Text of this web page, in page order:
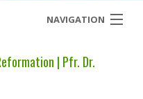
NAVIGATION
| Pfr. Dr.